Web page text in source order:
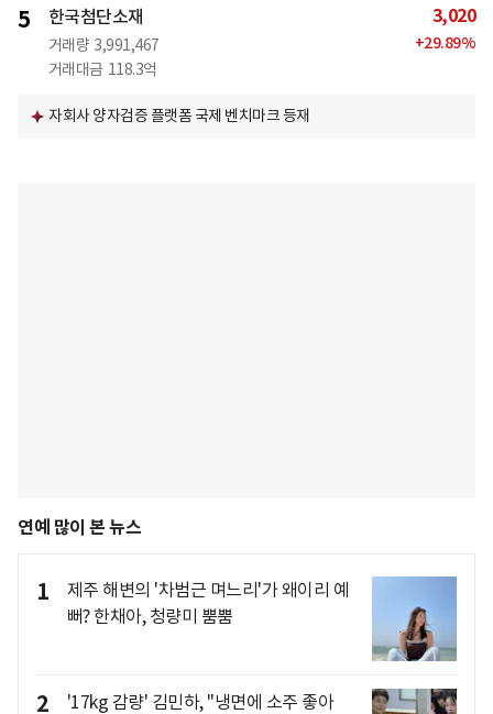
5 한국첨단소재
거래량 3,991,467
거래대금 118.3억
3,020
+29.89%
자회사 양자검증 플랫폼 국제 벤치마크 등재
연예 많이 본 뉴스
1
제주 해변의 '차범근 며느리'가 왜이리 예
뻐? 한채아, 청량미 뿜뿜
2
'17kg 감량' 김민하, "냉면에 소주 좋아